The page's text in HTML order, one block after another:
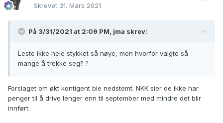
Skrevet 31. Mars 2021
På 3/31/2021 at 2:09 PM, jma skrev:
Leste ikke hele stykket så nøye, men hvorfor valgte så
mange å trekke seg? ?
Forslaget om økt kontigent ble nedstemt. NKK sier de ikke har
penger til å drive lenger enn til september med mindre det blir
innført.